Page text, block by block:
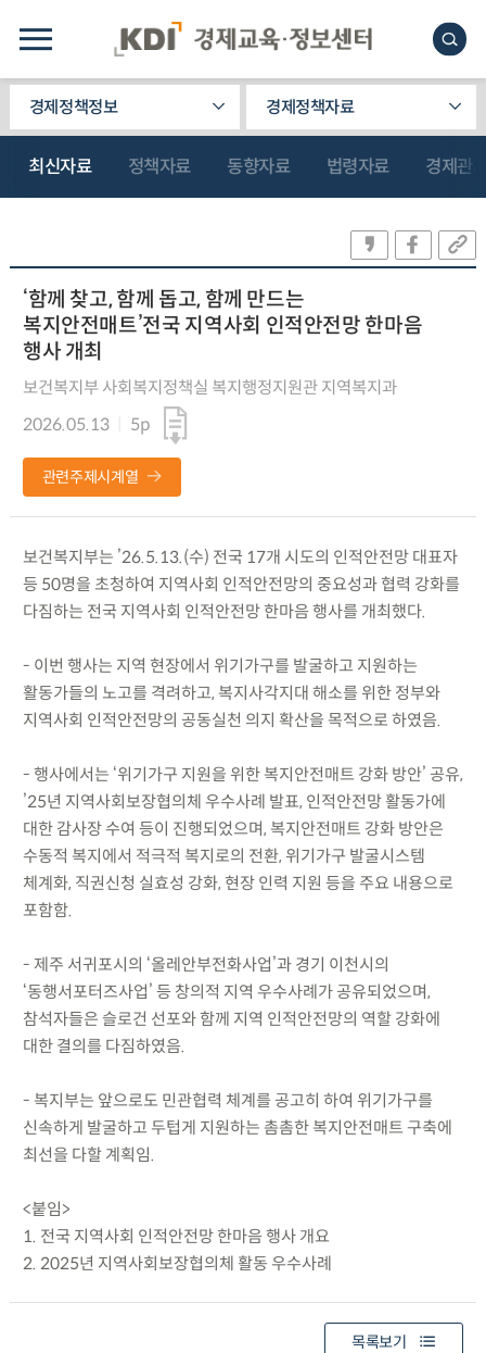
경제정책정보 경제정책자료
최신자료 정책자료 동향자료 법령자료 경제관
‘함께 찾고, 함께 돕고, 함께 만드는
복지안전매트’전국 지역사회 인적안전망 한마음
행사 개최
보건복지부 사회복지정책실 복지행정지원관 지역복지과
2026.05.13
5p
관련주제시계열
보건복지부는 ’26.5.13.(수) 전국 17개 시도의 인적안전망 대표자
등 50명을 초청하여 지역사회 인적안전망의 중요성과 협력 강화를
다짐하는 전국 지역사회 인적안전망 한마음 행사를 개최했다.
- 이번 행사는 지역 현장에서 위기가구를 발굴하고 지원하는
활동가들의 노고를 격려하고, 복지사각지대 해소를 위한 정부와
지역사회 인적안전망의 공동실천 의지 확산을 목적으로 하였음.
- 행사에서는 ‘위기가구 지원을 위한 복지안전매트 강화 방안’ 공유,
’25년 지역사회보장협의체 우수사례 발표, 인적안전망 활동가에
대한 감사장 수여 등이 진행되었으며, 복지안전매트 강화 방안은
수동적 복지에서 적극적 복지로의 전환, 위기가구 발굴시스템
체계화, 직권신청 실효성 강화, 현장 인력 지원 등을 주요 내용으로
포함함.
- 제주 서귀포시의 ‘올레안부전화사업’과 경기 이천시의
‘동행서포터즈사업’ 등 창의적 지역 우수사례가 공유되었으며,
참석자들은 슬로건 선포와 함께 지역 인적안전망의 역할 강화에
대한 결의를 다짐하였음.
- 복지부는 앞으로도 민관협력 체계를 공고히 하여 위기가구를
신속하게 발굴하고 두텁게 지원하는 촘촘한 복지안전매트 구축에
최선을 다할 계획임.
<붙임>
1. 전국 지역사회 인적안전망 한마음 행사 개요
2. 2025년 지역사회보장협의체 활동 우수사례
목록보기